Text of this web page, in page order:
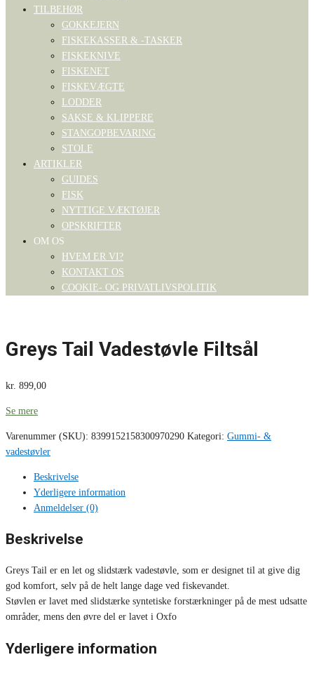
TILBEHØR
GOKKEJERN
FISKEKASSER & -TASKER
FISKEKNIVE
FISKENET
FISKEVÆGTE
LODDER
SAKSE & KLIPPERE
STANGOPBEVARING
STOLE
ARTIKLER
GUIDES
FISK
NYTTIGE VÆKTØJER
OPSKRIFTER
OM OS
HVEM ER VI?
KONTAKT OS
COOKIE- OG PRIVATLIVSPOLITIK
Greys Tail Vadestøvle Filtsål
kr. 899,00
Se mere
Varenummer (SKU): 8399152158300970290 Kategori: Gummi- &
vadestøvler
Beskrivelse
Yderligere information
Anmeldelser (0)
Beskrivelse
Greys Tail er en let og slidstærk vadestøvle, som er designet til at give dig
god komfort, selv på de helt lange dage ved fiskevandet.
Støvlen er lavet med slidstærke syntetiske forstærkninger på de mest udsatte
områder, mens den øvre del er lavet i Oxfo
Yderligere information